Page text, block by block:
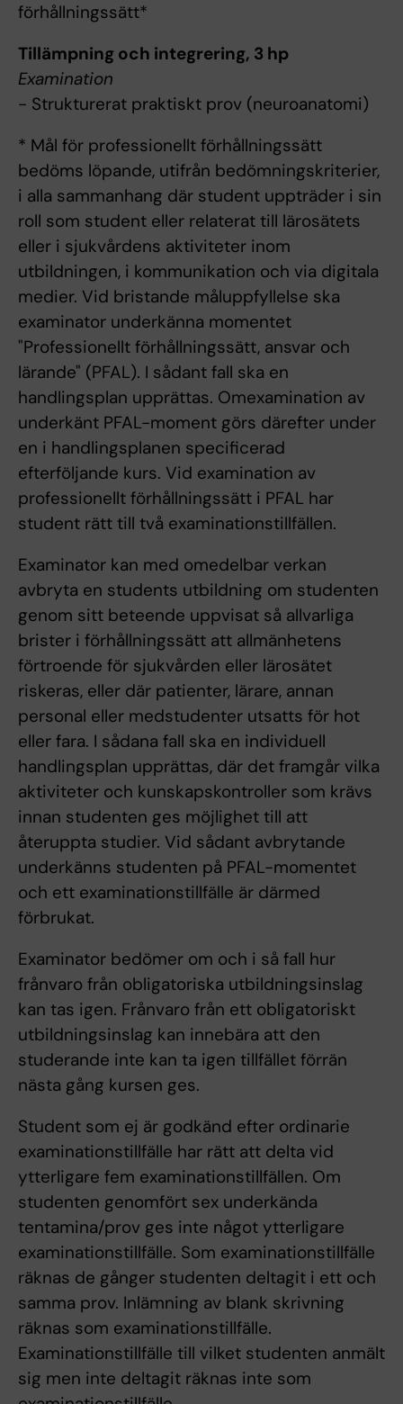
förhållningssätt*
Tillämpning och integrering, 3 hp
Examination
- Strukturerat praktiskt prov (neuroanatomi)
* Mål för professionellt förhållningssätt
bedöms löpande, utifrån bedömningskriterier,
i alla sammanhang där student uppträder i sin
roll som student eller relaterat till lärosätets
eller i sjukvårdens aktiviteter inom
utbildningen, i kommunikation och via digitala
medier. Vid bristande måluppfyllelse ska
examinator underkänna momentet
"Professionellt förhållningssätt, ansvar och
lärande" (PFAL). I sådant fall ska en
handlingsplan upprättas. Omexamination av
underkänt PFAL-moment görs därefter under
en i handlingsplanen specificerad
efterföljande kurs. Vid examination av
professionellt förhållningssätt i PFAL har
student rätt till två examinationstillfällen.
Examinator kan med omedelbar verkan
avbryta en students utbildning om studenten
genom sitt beteende uppvisat så allvarliga
brister i förhållningssätt att allmänhetens
förtroende för sjukvården eller lärosätet
riskeras, eller där patienter, lärare, annan
personal eller medstudenter utsatts för hot
eller fara. I sådana fall ska en individuell
handlingsplan upprättas, där det framgår vilka
aktiviteter och kunskapskontroller som krävs
innan studenten ges möjlighet till att
återuppta studier. Vid sådant avbrytande
underkänns studenten på PFAL-momentet
och ett examinationstillfälle är därmed
förbrukat.
Examinator bedömer om och i så fall hur
frånvaro från obligatoriska utbildningsinslag
kan tas igen. Frånvaro från ett obligatoriskt
utbildningsinslag kan innebära att den
studerande inte kan ta igen tillfället förrän
nästa gång kursen ges.
Student som ej är godkänd efter ordinarie
examinationstillfälle har rätt att delta vid
ytterligare fem examinationstillfällen. Om
studenten genomfört sex underkända
tentamina/prov ges inte något ytterligare
examinationstillfälle. Som examinationstillfälle
räknas de gånger studenten deltagit i ett och
samma prov. Inlämning av blank skrivning
räknas som examinationstillfälle.
Examinationstillfälle till vilket studenten anmält
sig men inte deltagit räknas inte som